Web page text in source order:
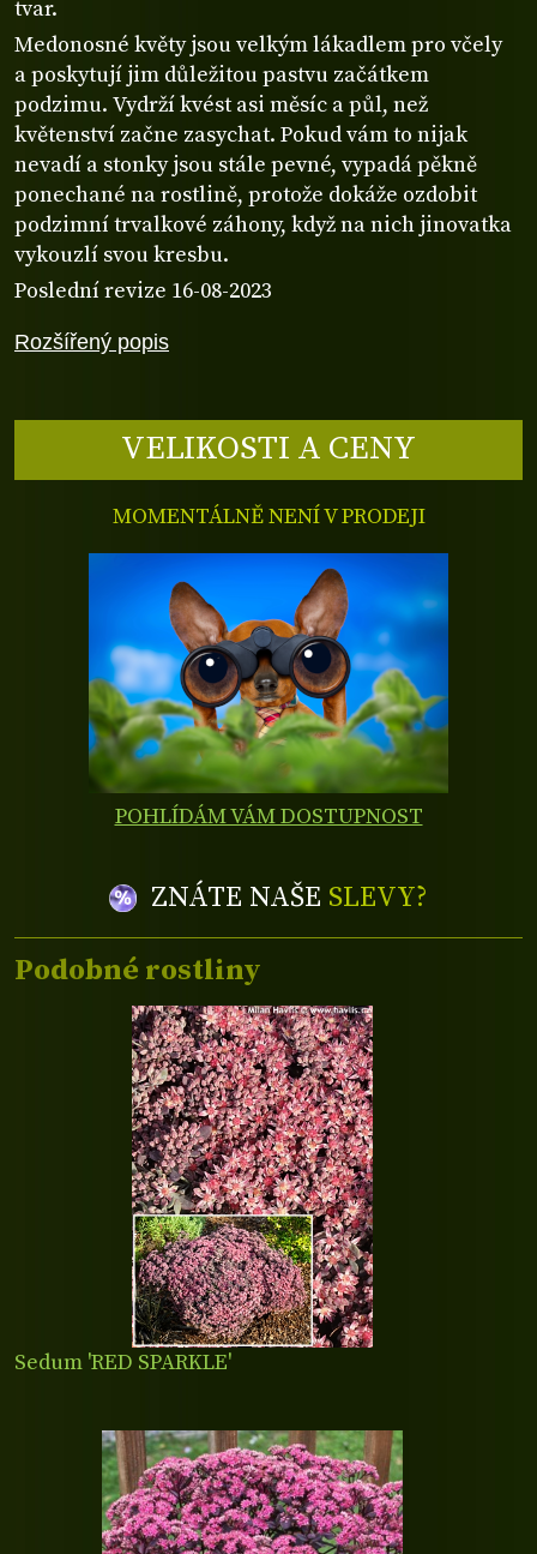
Rozšířený popis
tvar.
Medonosné květy jsou velkým lákadlem pro včely
a poskytují jim důležitou pastvu začátkem
podzimu. Vydrží kvést asi měsíc a půl, než
květenství začne zasychat. Pokud vám to nijak
nevadí a stonky jsou stále pevné, vypadá pěkně
ponechané na rostlině, protože dokáže ozdobit
podzimní trvalkové záhony, když na nich jinovatka
vykouzlí svou kresbu.
Poslední revize 16-08-2023
VELIKOSTI A CENY
MOMENTÁLNĚ NENÍ V PRODEJI
POHLÍDÁM VÁM DOSTUPNOST
ZNÁTE NAŠE SLEVY?
Podobné rostliny
Sedum 'RED SPARKLE'